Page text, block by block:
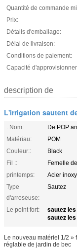
Quantité de commande
Prix:
Détails d'emballage:
Délai de livraison:
Conditions de paiement:
Capacité
description de
L'irrigation sautent
. Nom:
De POP
Matériau:
POM
Couleur::
Black
Fil ::
Femelle
printemps:
Acier
Type
d'arroseuse:
Sautez
Le point fort: sautez
sautez
Le nouveau matériel 1/2
réglable de jardin de bec